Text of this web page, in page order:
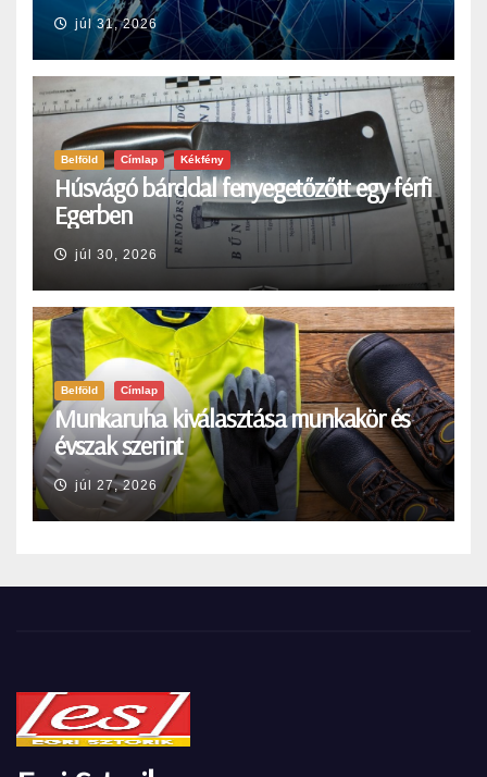
júl 31, 2026
Belföld Címlap Kékfény
Húsvágó bárddal fenyegetőzőtt egy férfi
Egerben
júl 30, 2026
Belföld Címlap
Munkaruha kiválasztása munkakör és
évszak szerint
júl 27, 2026